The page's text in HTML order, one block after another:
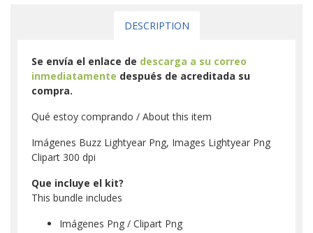
DESCRIPTION
Se envía el enlace de descarga a su correo
inmediatamente después de acreditada su
compra.
Qué estoy comprando / About this item
Imágenes Buzz Lightyear Png, Images Lightyear Png
Clipart 300 dpi
Que incluye el kit?
This bundle includes
Imágenes Png / Clipart Png